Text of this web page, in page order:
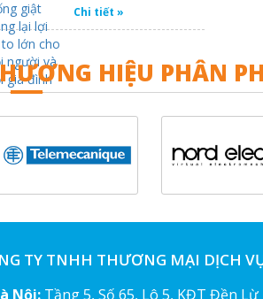
Chi tiết »
HIỆU PHÂN
TY TNHH THƯƠNG MẠI DỊCH
Nội: Tầng 5, Số 65, Lô 5, KĐT Đền